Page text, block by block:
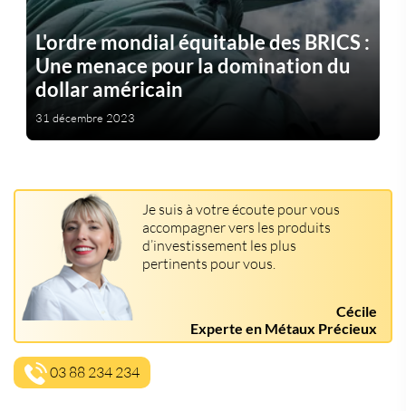
L'ordre mondial équitable des BRICS :
Une menace pour la domination du
dollar américain
31 décembre 2023
Je suis à votre écoute pour vous
accompagner vers les produits
d’investissement les plus
pertinents pour vous.
Cécile
Experte en Métaux Précieux
03 88 234 234